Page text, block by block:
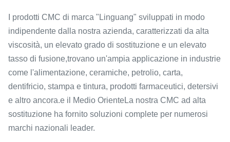
I prodotti CMC di marca "Linguang" sviluppati in modo
indipendente dalla nostra azienda, caratterizzati da alta
viscosità, un elevato grado di sostituzione e un elevato
tasso di fusione,trovano un'ampia applicazione in industrie
come l'alimentazione, ceramiche, petrolio, carta,
dentifricio, stampa e tintura, prodotti farmaceutici, detersivi
e altro ancora.e il Medio OrienteLa nostra CMC ad alta
sostituzione ha fornito soluzioni complete per numerosi
marchi nazionali leader.